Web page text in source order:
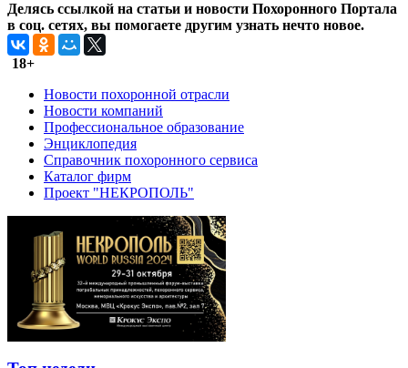
Делясь ссылкой на статьи и новости Похоронного Портала
в соц. сетях, вы помогаете другим узнать нечто новое.
18+
Новости похоронной отрасли
Новости компаний
Профессиональное образование
Энциклопедия
Справочник похоронного сервиса
Каталог фирм
Проект "НЕКРОПОЛЬ"